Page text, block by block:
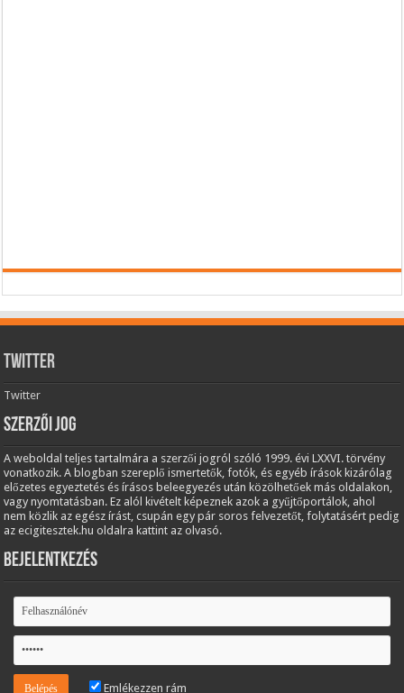
Twitter
Twitter
Szerzői jog
A weboldal teljes tartalmára a szerzői jogról szóló 1999. évi LXXVI. törvény
vonatkozik. A blogban szereplő ismertetők, fotók, és egyéb írások kizárólag
előzetes egyeztetés és írásos beleegyezés után közölhetőek más oldalakon,
vagy nyomtatásban. Ez alól kivételt képeznek azok a gyűjtőportálok, ahol
nem közlik az egész írást, csupán egy pár soros felvezetőt, folytatásért pedig
az ecigitesztek.hu oldalra kattint az olvasó.
Bejelentkezés
Emlékezzen rám